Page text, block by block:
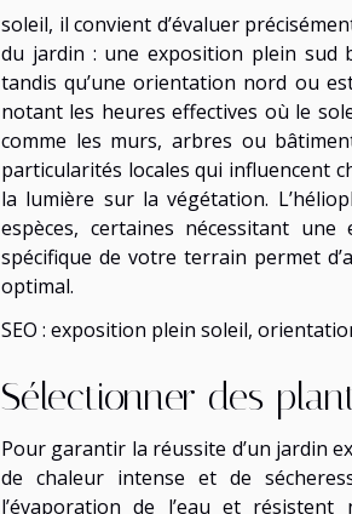
soleil, il convient d’évaluer
du jardin : une exposition plein sud
tandis qu’une orientation nord ou
notant les heures effectives où le
comme les murs, arbres ou
particularités locales qui influencent
la lumière sur la végétation.
espèces, certaines nécessitant
spécifique de votre terrain permet
optimal.
SEO : exposition plein soleil,
Sélectionner des
Pour garantir la réussite d’un jardin
de chaleur intense et de
l’évaporation de l’eau et